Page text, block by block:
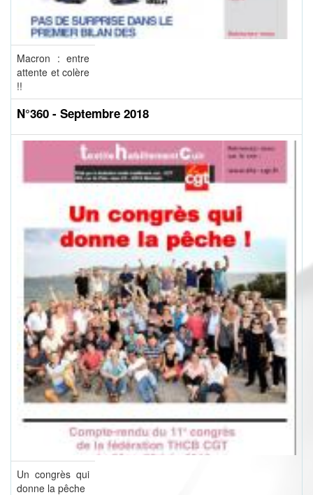
Macron : entre
attente et colère
!!
N°360 - Septembre 2018
Un congrès qui
donne la pêche